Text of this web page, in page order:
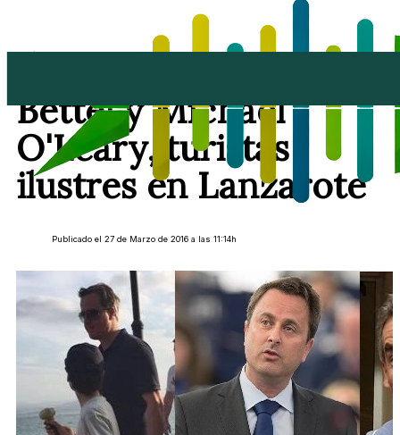
Bettel y Michael
O'Leary, turistas
ilustres en Lanzarote
Publicado el 27 de Marzo de 2016 a las 11:14h